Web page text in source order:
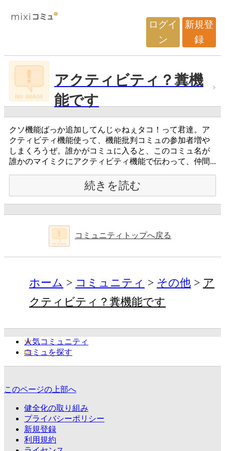
ログイ
ン
新規登
録
アクティビティ？糞機
能です
クソ機能ばっか追加してんじゃねぇタコ！って君達。ア
クティビティ機能使って、機能批判コミュの参加者増や
しまくろうぜ。誰かがコミュに入ると、このコミュ名が
誰かのマイミクにアクティビティ機能で伝わって、仲間...
続きを読む
コミュニティトップへ戻る
ホーム コミュニティ その他
ア
クティビティ？糞機能です
人気コミュニティ
コミュを探す
このページの上部へ
健全化の取り組み
プライバシーポリシー
新規登録
利用規約